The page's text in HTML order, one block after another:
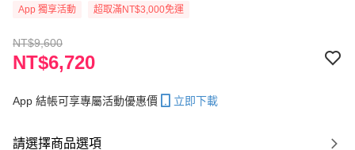
App 獨享活動 超取滿NT$3,000免運
NT$9,600
NT$6,720
App 結帳可享專屬活動優惠價 立即下載
請選擇商品選項